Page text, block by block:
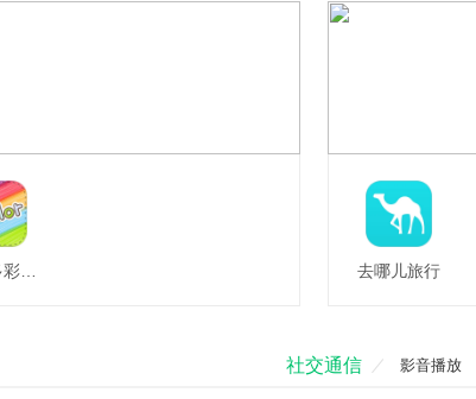
去哪儿旅行
社交通信 影音播放